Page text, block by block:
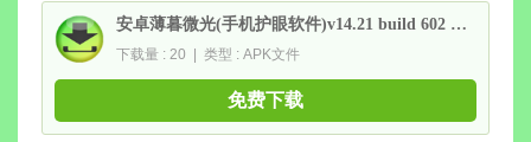
安卓薄暮微光(手机护眼软件)v14.21 build 602 专业版
下载量 : 20 | 类型 : APK文件
免费下载